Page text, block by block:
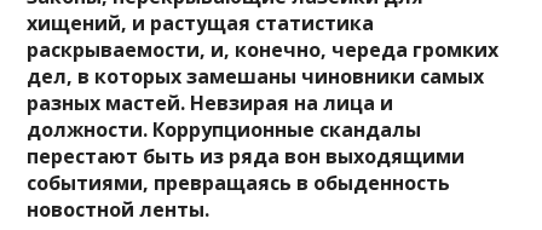
хищений, и растущая статистика
раскрываемости, и, конечно, череда громких
дел, в которых замешаны чиновники самых
разных мастей. Невзирая на лица и
должности. Коррупционные скандалы
перестают быть из ряда вон выходящими
событиями, превращаясь в обыденность
новостной ленты.